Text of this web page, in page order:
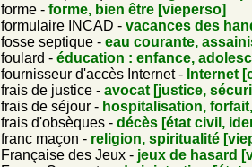
forme - forme, bien être [vieperso]
formulaire INCAD - vacances des
fosse septique - eau courante,
foulard - éducation : enfance,
fournisseur d'accès Internet - Internet
frais de justice - avocat [justice,
frais de séjour - hospitalisation,
frais d'obsèques - décès [état civil,
franc maçon - religion, spiritualité
Française des Jeux - jeux de hasard